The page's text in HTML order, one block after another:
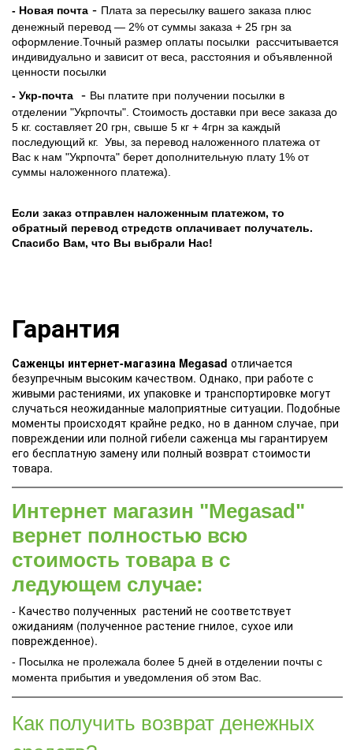
- Новая почта - Плата за пересылку вашего заказа плюс
денежный перевод — 2% от суммы заказа + 25 грн за
оформление.Точный размер оплаты посылки рассчитывается
индивидуально и зависит от веса, расстояния и объявленной
ценности посылки
- Укр-почта
- Вы платите при получении посылки в
отделении "Укрпочты". Стоимость доставки при весе заказа до
5 кг. составляет 20 грн, свыше 5 кг + 4грн за каждый
последующий кг. Увы, за перевод наложенного платежа от
Вас к нам "Укрпочта" берет дополнительную плату 1% от
суммы наложенного платежа).
Если заказ отправлен наложенным платежом, то
обратный перевод стредств оплачивает получатель.
Спасибо Вам, что Вы выбрали Нас!
Гарантия
Саженцы интернет-магазина Megasad отличается
безупречным высоким качеством. Однако, при работе с
живыми растениями, их упаковке и транспортировке могут
случаться неожиданные малоприятные ситуации. Подобные
моменты происходят крайне редко, но в данном случае, при
повреждении или полной гибели саженца мы гарантируем
его бесплатную замену или полный возврат стоимости
товара.
Интернет магазин "Megasad"
вернет полностью всю
стоимость товара в с
ледующем случае:
- Качество полученных растений не соответствует
ожиданиям (полученное растение гнилое, сухое или
поврежденное).
- Посылка не пролежала более 5 дней в отделении почты с
момента прибытия и уведомления об этом Вас.
Как получить возврат денежных